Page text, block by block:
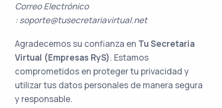
Correo Electrónico
: soporte@tusecretariavirtual.net
Agradecemos su confianza en Tu Secretaria
Virtual (Empresas RyS). Estamos
comprometidos en proteger tu privacidad y
utilizar tus datos personales de manera segura
y responsable.